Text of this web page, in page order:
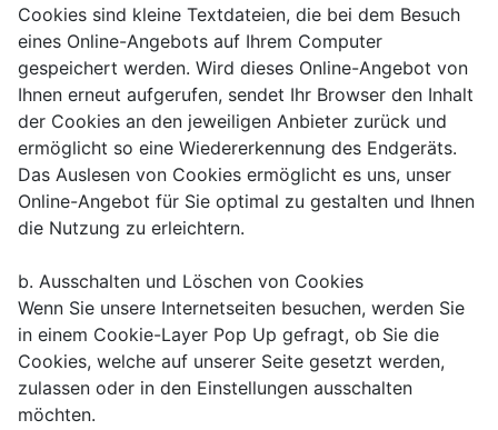
Cookies sind kleine Textdateien, die bei dem Besuch
eines Online-Angebots auf Ihrem Computer
gespeichert werden. Wird dieses Online-Angebot von
Ihnen erneut aufgerufen, sendet Ihr Browser den Inhalt
der Cookies an den jeweiligen Anbieter zurück und
ermöglicht so eine Wiedererkennung des Endgeräts.
Das Auslesen von Cookies ermöglicht es uns, unser
Online-Angebot für Sie optimal zu gestalten und Ihnen
die Nutzung zu erleichtern.
b. Ausschalten und Löschen von Cookies
Wenn Sie unsere Internetseiten besuchen, werden Sie
in einem Cookie-Layer Pop Up gefragt, ob Sie die
Cookies, welche auf unserer Seite gesetzt werden,
zulassen oder in den Einstellungen ausschalten
möchten.